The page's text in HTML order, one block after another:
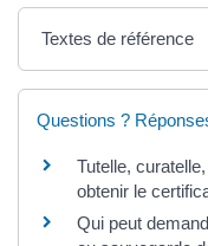
Textes de référence
Questions ?
Tutelle,
obtenir le
Qui peut